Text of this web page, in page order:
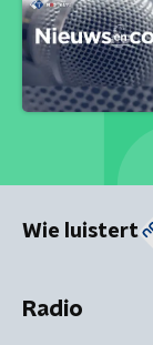
Wie luistert
Radio